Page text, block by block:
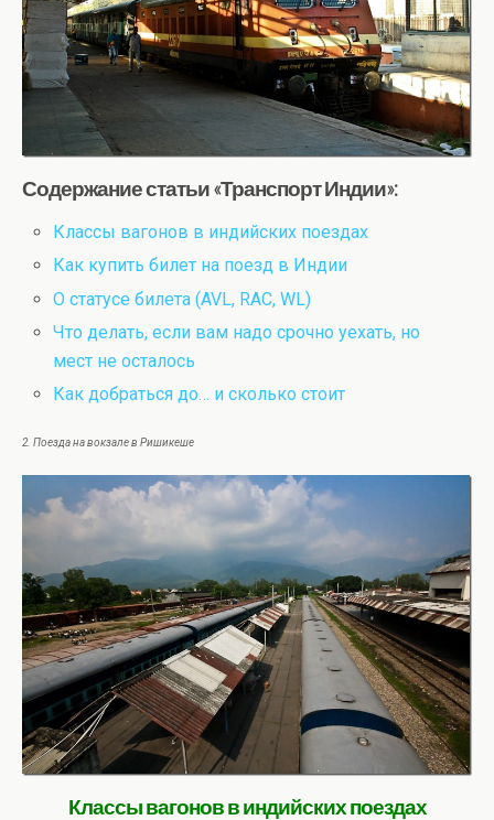
Содержание статьи «Транспорт Индии»:
Классы вагонов в индийских поездах
Как купить билет на поезд в Индии
О статусе билета (AVL, RAC, WL)
Что делать, если вам надо срочно уехать, но
мест не осталось
Как добраться до… и сколько стоит
2. Поезда на вокзале в Ришикеше
Классы вагонов в индийских поездах